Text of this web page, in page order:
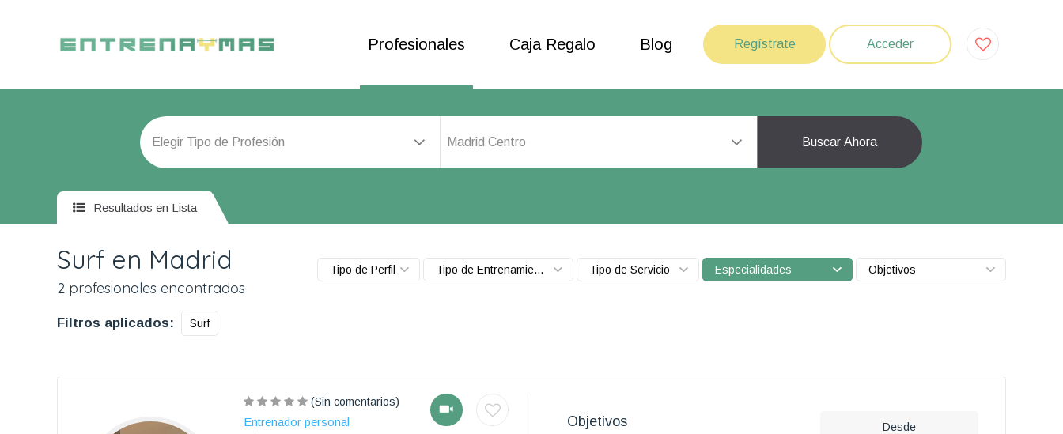
Profesionales Caja Regalo Blog Regístrate Acceder
Madrid Centro Buscar Ahora
Resultados en Lista
Surf en Madrid
2 profesionales encontrados
Tipo de Perfil Tipo de Entrenamiento Tipo de Servicio Especialidades Objetivos
Filtros aplicados: Surf
(Sin comentarios)
Entrenador personal Objetivos Desde